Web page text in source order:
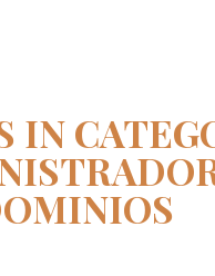
IN